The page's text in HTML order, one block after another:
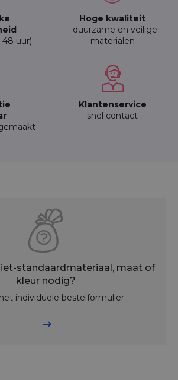
48 uur)
Hoge kwaliteit
- duurzame en veilige
materialen
Klantenservice
snel contact
standaardmateriaal, maat of
kleur nodig?
individuele bestelformulier.